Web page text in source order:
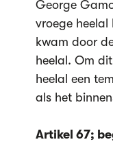
George
vroege heelal
kwam door
heelal. Om
heelal een
als het
Artikel 67;